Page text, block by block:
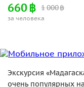
1000฿
660฿
за человека
Экскурсия
очень популярных